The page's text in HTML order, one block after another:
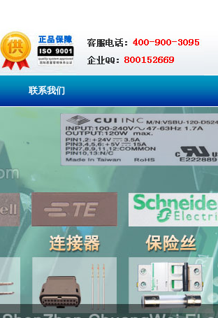
联系我们